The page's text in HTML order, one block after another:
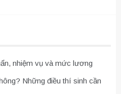
nhiệm vụ và mức lương
Những điều thí sinh cần